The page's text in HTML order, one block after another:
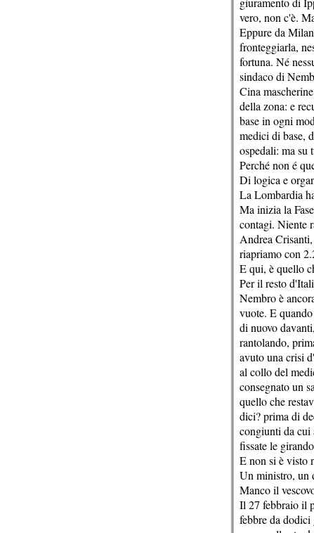
vero, non c'è.
Eppure da
fronteggiarla,
fortuna. Né
sindaco di
Cina
della zona: e
base in ogni
medici di base,
ospedali: ma
Perché non é
Di logica e
La Lombardia
Ma inizia la
contagi. Niente
Andrea
riapriamo con
E qui, è quello
Per il resto
Nembro è
vuote. E
di nuovo
rantolando,
avuto una crisi
al collo del
consegnato un
quello che
dici? prima di
congiunti da cui
fissate le
E non si è visto
Un ministro, un
Manco il
Il 27 febbraio il
febbre da